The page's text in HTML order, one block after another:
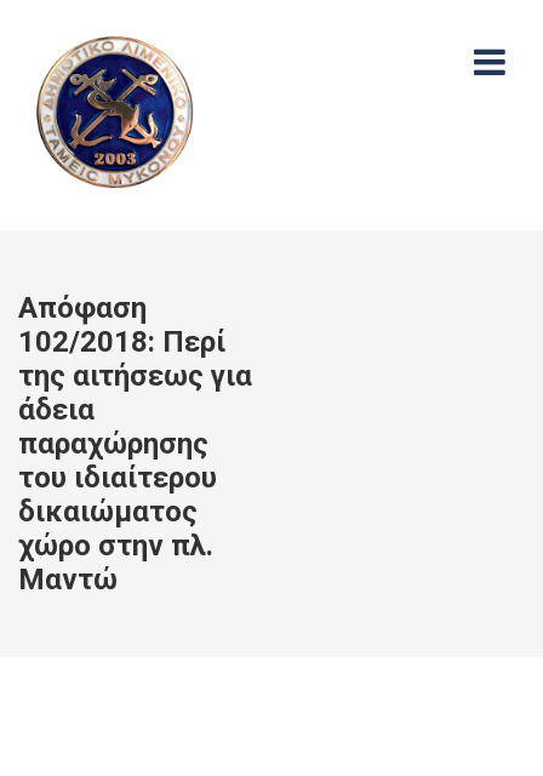
Απόφαση
102/2018: Περί
της αιτήσεως για
άδεια
παραχώρησης
του ιδιαίτερου
δικαιώματος
χώρο στην πλ.
Μαντώ